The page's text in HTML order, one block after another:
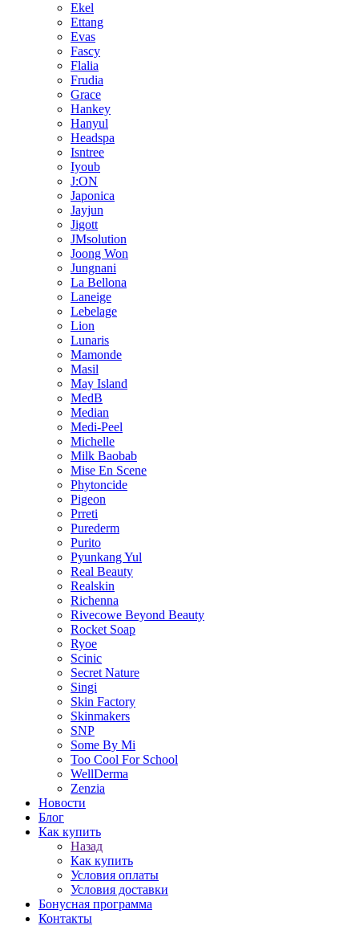
Ekel
Ettang
Evas
Fascy
Flalia
Frudia
Grace
Hankey
Hanyul
Headspa
Isntree
Iyoub
J:ON
Japonica
Jayjun
Jigott
JMsolution
Joong Won
Jungnani
La Bellona
Laneige
Lebelage
Lion
Lunaris
Mamonde
Masil
May Island
MedB
Median
Medi-Peel
Michelle
Milk Baobab
Mise En Scene
Phytoncide
Pigeon
Prreti
Purederm
Purito
Pyunkang Yul
Real Beauty
Realskin
Richenna
Rivecowe Beyond Beauty
Rocket Soap
Ryoe
Scinic
Secret Nature
Singi
Skin Factory
Skinmakers
SNP
Some By Mi
Too Cool For School
WellDerma
Zenzia
Новости
Блог
Как купить
Назад
Как купить
Условия оплаты
Условия доставки
Бонусная программа
Контакты